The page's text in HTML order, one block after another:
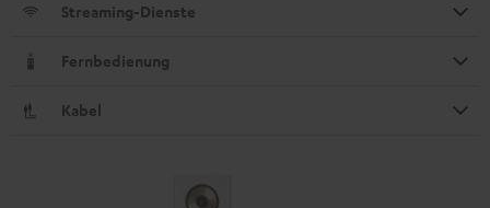
Streaming-Dienste
Fernbedienung
Kabel